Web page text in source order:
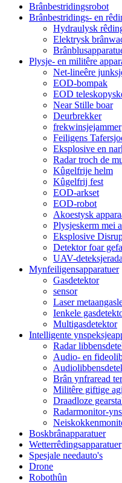
Brânbestridingsrobot
Brânbestridings- en
Hydraulysk
Elektrysk
Plysje- en militêre
Net-lineêre
EOD-bompak
EOD
Near Stille boar
Deurbrekker
frekwinsjejammer
Feiligens
Eksplosive en
Radar troch de
Kûgelfrije helm
Kûgelfrij fest
EOD-arkset
EOD-robot
Akoestysk
Plysjeskerm mei
Eksplosive
Detektor foar
UAV-
Mynfeiligensapparatuer
Gasdetektor
sensor
Laser
Ienkele
Multigasdetektor
Intelligente
Radar
Audio- en
Brân ynfraread
Militêre giftige
Draadloze
Radarmonitor-
Boskbrânapparatuer
Wetterrêdingsapparatuer
Spesjale needauto's
Drone
Robothûn